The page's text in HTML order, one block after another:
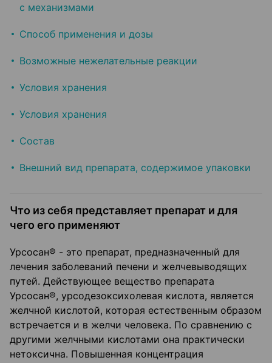
с механизмами
Способ применения и дозы
Возможные нежелательные реакции
Условия хранения
Условия хранения
Состав
Внешний вид препарата, содержимое упаковки
Что из себя представляет препарат и для
чего его применяют
Урсосан® - это препарат, предназначенный для
лечения заболеваний печени и желчевыводящих
путей. Действующее вещество препарата
Урсосан®, урсодезоксихолевая кислота, является
желчной кислотой, которая естественным образом
встречается и в желчи человека. По сравнению с
другими желчными кислотами она практически
нетоксична. Повышенная концентрация